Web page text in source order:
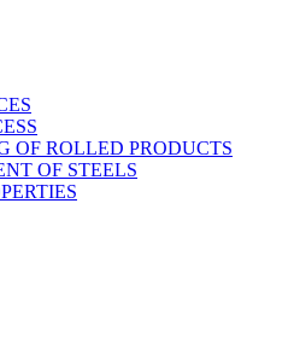
OF ROLLED PRODUCTS
OF STEELS